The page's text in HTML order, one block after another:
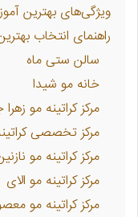
ویژگی‌های بهترین
راهنمای انتخاب
سالن ستی ماه
خانه مو شیدا
مرکز کراتینه مو
مرکز تخصصی
مرکز کراتینه مو
مرکز کراتینه مو الای
مرکز کراتینه مو